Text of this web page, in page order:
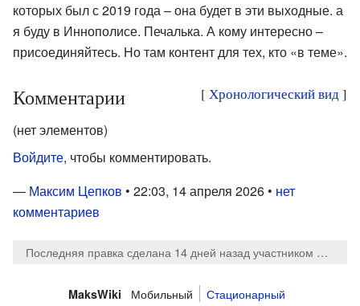
которых был с 2019 года – она будет в эти выходные. а
я буду в Иннополисе. Печалька. А кому интересно –
присоединяйтесь. Но там контент для тех, кто «в теме».
[ Хронологический вид]
Комментарии
(нет элементов)
Войдите, чтобы комментировать.
— Максим Цепков • 22:03, 14 апреля 2026 • нет
комментариев
Последняя правка сделана 14 дней назад участником
MaksWiki Мобильный Стационарный